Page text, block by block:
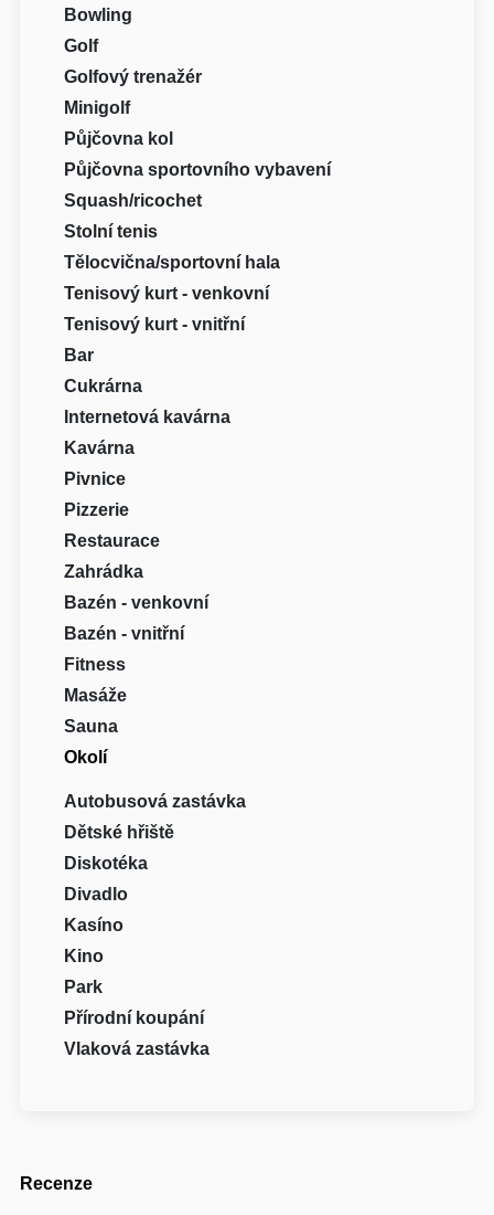
Bowling
Golf
Golfový trenažér
Minigolf
Půjčovna kol
Půjčovna sportovního vybavení
Squash/ricochet
Stolní tenis
Tělocvična/sportovní hala
Tenisový kurt - venkovní
Tenisový kurt - vnitřní
Bar
Cukrárna
Internetová kavárna
Kavárna
Pivnice
Pizzerie
Restaurace
Zahrádka
Bazén - venkovní
Bazén - vnitřní
Fitness
Masáže
Sauna
Okolí
Autobusová zastávka
Dětské hřiště
Diskotéka
Divadlo
Kasíno
Kino
Park
Přírodní koupání
Vlaková zastávka
Recenze